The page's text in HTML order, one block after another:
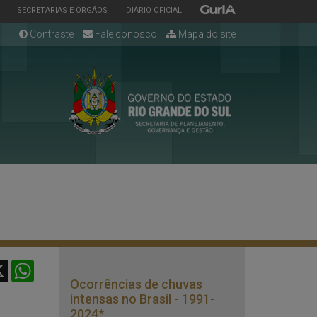
ESTADO
SECRETARIAS E ÓRGÃOS ESTADO
DIÁRIO OFICIAL ESTADO
Contraste Fale conosco Mapa do site
X WhatsApp
Ocorrências de chuvas
intensas no Brasil - 1991-
2024*